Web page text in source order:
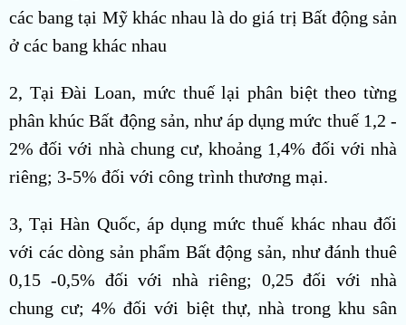
các bang tại Mỹ khác nhau là do giá trị Bất động sản
ở các bang khác nhau
2, Tại Đài Loan, mức thuế lại phân biệt theo từng
phân khúc Bất động sản, như áp dụng mức thuế 1,2 -
2% đối với nhà chung cư, khoảng 1,4% đối với nhà
riêng; 3-5% đối với công trình thương mại.
3, Tại Hàn Quốc, áp dụng mức thuế khác nhau đối
với các dòng sản phẩm Bất động sản, như đánh thuê
0,15 -0,5% đối với nhà riêng; 0,25 đối với nhà
chung cư; 4% đối với biệt thự, nhà trong khu sân